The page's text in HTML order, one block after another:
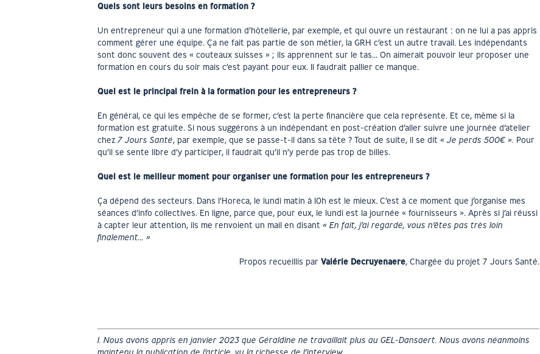
Quels sont leurs besoins en formation ?
Un entrepreneur qui a une formation d’hôtellerie, par exemple, et qui ouvre un restaurant : on ne lui a pas appris
comment gérer une équipe. Ça ne fait pas partie de son métier, la GRH c’est un autre travail. Les indépendants
sont donc souvent des « couteaux suisses » ; ils apprennent sur le tas… On aimerait pouvoir leur proposer une
formation en cours du soir mais c’est payant pour eux. Il faudrait pallier ce manque.
Quel est le principal frein à la formation pour les entrepreneurs ?
En général, ce qui les empêche de se former, c’est la perte financière que cela représente. Et ce, même si la
formation est gratuite. Si nous suggérons à un indépendant en post-création d’aller suivre une journée d’atelier
chez 7 Jours Santé, par exemple, que se passe-t-il dans sa tête ? Tout de suite, il se dit « Je perds 500€ ». Pour
qu’il se sente libre d’y participer, il faudrait qu’il n’y perde pas trop de billes.
Quel est le meilleur moment pour organiser une formation pour les entrepreneurs ?
Ça dépend des secteurs. Dans l’Horeca, le lundi matin à 10h est le mieux. C’est à ce moment que j’organise mes
séances d’info collectives. En ligne, parce que, pour eux, le lundi est la journée « fournisseurs ». Après si j’ai réussi
à capter leur attention, ils me renvoient un mail en disant « En fait, j’ai regardé, vous n’êtes pas très loin
finalement… »
Propos recueillis parValérie Decruyenaere, Chargée du projet 7 Jours Santé.
1. Nous avons appris en janvier 2023 que Géraldine ne travaillait plus au GEL-Dansaert. Nous avons néanmoins